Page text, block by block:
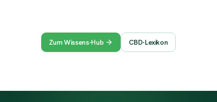
Zum Wissens-Hub CBD-Lexikon